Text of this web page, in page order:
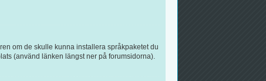
om de skulle kunna installera språkpaketet du
(använd länken längst ner på forumsidorna).